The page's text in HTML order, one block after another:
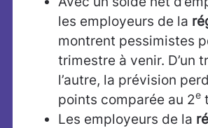
les employeurs de la
montrent pessimistes
trimestre à venir. D’un
l’autre, la prévision
points comparée au 2e
Les employeurs de la